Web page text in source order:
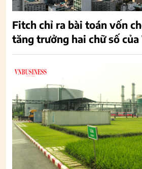
Fitch chỉ ra bài toán vốn
tăng trưởng hai chữ số của